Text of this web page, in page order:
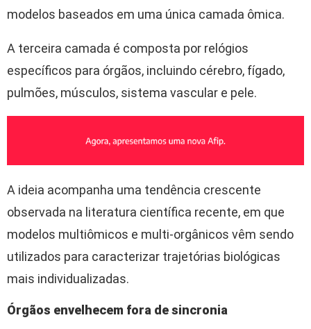
modelos baseados em uma única camada ômica.
A terceira camada é composta por relógios
específicos para órgãos, incluindo cérebro, fígado,
pulmões, músculos, sistema vascular e pele.
A ideia acompanha uma tendência crescente
observada na literatura científica recente, em que
modelos multiômicos e multi-orgânicos vêm sendo
utilizados para caracterizar trajetórias biológicas
mais individualizadas.
Órgãos envelhecem fora de sincronia